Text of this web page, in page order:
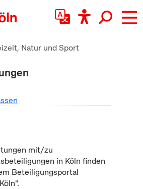
Natur und Sport
mit/zu
in Köln finden
Beteiligungsportal